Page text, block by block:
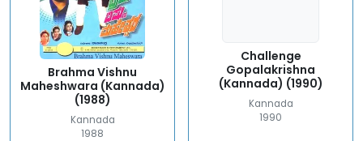
Brahma Vishnu
Maheshwara (Kannada)
(1988)
Kannada
1988
Challenge
Gopalakrishna
(Kannada) (1990)
Kannada
1990